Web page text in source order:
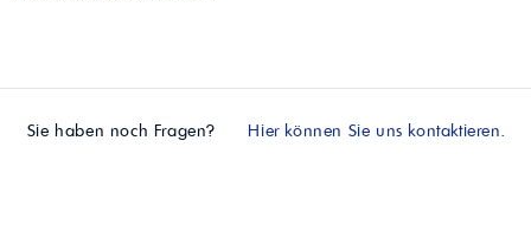
Sie haben noch Fragen? Hier können Sie uns kontaktieren.